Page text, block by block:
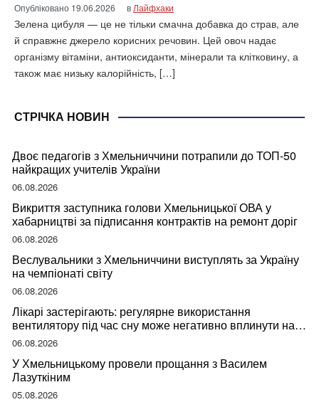
Опубліковано 19.06.2026 в Лайфхаки
Зелена цибуля — це не тільки смачна добавка до страв, але
й справжнє джерело корисних речовин. Цей овоч надає
організму вітаміни, антиоксиданти, мінерали та клітковину, а
також має низьку калорійність, […]
СТРІЧКА НОВИН
Двоє педагогів з Хмельниччини потрапили до ТОП-50
найкращих учителів України
06.08.2026
Викриття заступника голови Хмельницької ОВА у
хабарництві за підписання контрактів на ремонт доріг
06.08.2026
Веслувальники з Хмельниччини виступлять за Україну
на чемпіонаті світу
06.08.2026
Лікарі застерігають: регулярне використання
вентилятору під час сну може негативно вплинути на
ваше здоров’я
06.08.2026
У Хмельницькому провели прощання з Василем
Лазуткіним
05.08.2026